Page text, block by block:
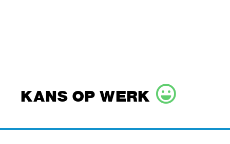
KANS OP WERK